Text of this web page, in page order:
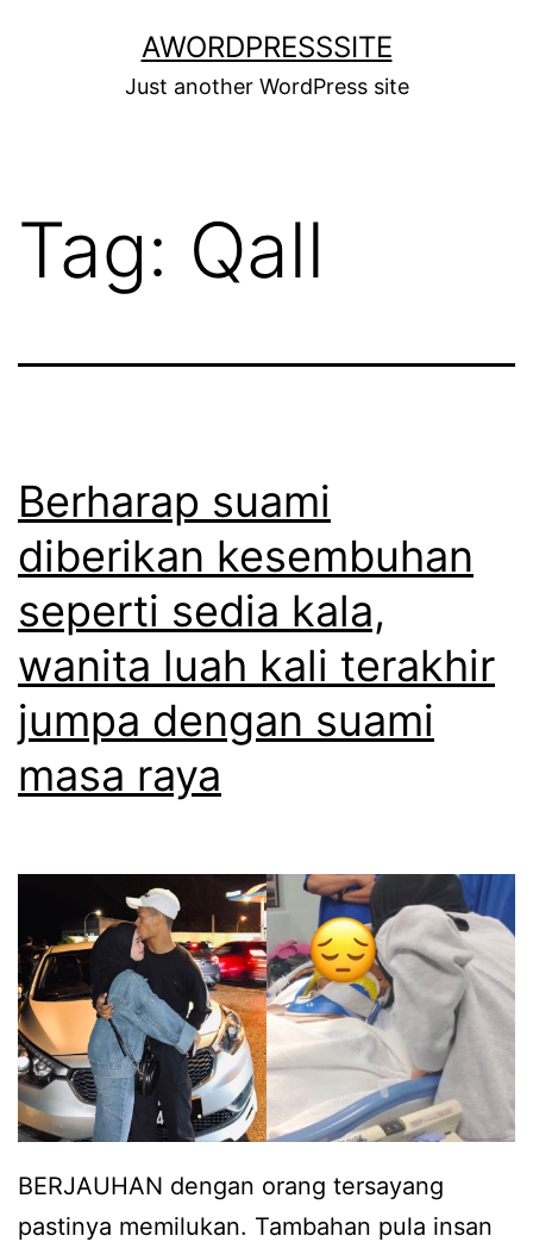
AWORDPRESSSITE
Just another WordPress site
Tag: Qall
Berharap suami
diberikan kesembuhan
seperti sedia kala,
wanita luah kali terakhir
jumpa dengan suami
masa raya
BERJAUHAN dengan orang tersayang
pastinya memilukan. Tambahan pula insan